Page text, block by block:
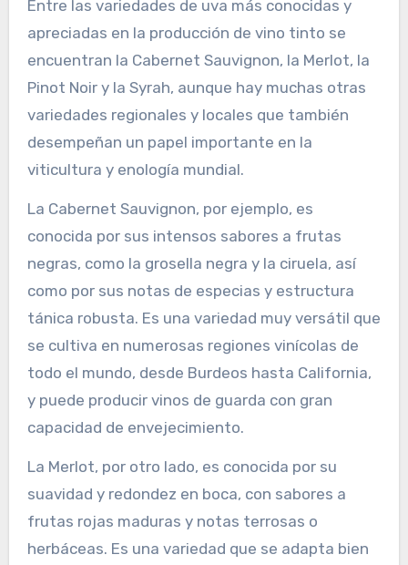
Entre las variedades de uva más conocidas y
apreciadas en la producción de vino tinto se
encuentran la Cabernet Sauvignon, la Merlot, la
Pinot Noir y la Syrah, aunque hay muchas otras
variedades regionales y locales que también
desempeñan un papel importante en la
viticultura y enología mundial.
La Cabernet Sauvignon, por ejemplo, es
conocida por sus intensos sabores a frutas
negras, como la grosella negra y la ciruela, así
como por sus notas de especias y estructura
tánica robusta. Es una variedad muy versátil que
se cultiva en numerosas regiones vinícolas de
todo el mundo, desde Burdeos hasta California,
y puede producir vinos de guarda con gran
capacidad de envejecimiento.
La Merlot, por otro lado, es conocida por su
suavidad y redondez en boca, con sabores a
frutas rojas maduras y notas terrosas o
herbáceas. Es una variedad que se adapta bien